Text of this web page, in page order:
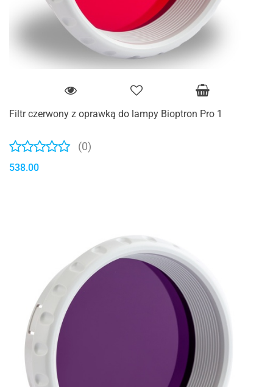
Filtr czerwony z oprawką do lampy Bioptron Pro 1
(0)
538.00